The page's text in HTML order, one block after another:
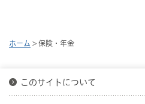
ホーム > 保険・年金
このサイトについて